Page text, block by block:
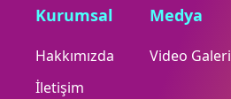
Kurumsal
Hakkımızda
İletişim
Medya
Video Galeri